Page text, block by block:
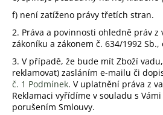
f) není zatíženo právy třetích stran.
2. Práva a povinnosti ohledně práv
zákoníku a zákonem č. 634/1992
3. V případě, že bude mít Zboží
reklamovat) zasláním e-mailu či
č. 1 Podmínek. V uplatnění práva z
Reklamaci vyřídíme v souladu s
porušením Smlouvy.